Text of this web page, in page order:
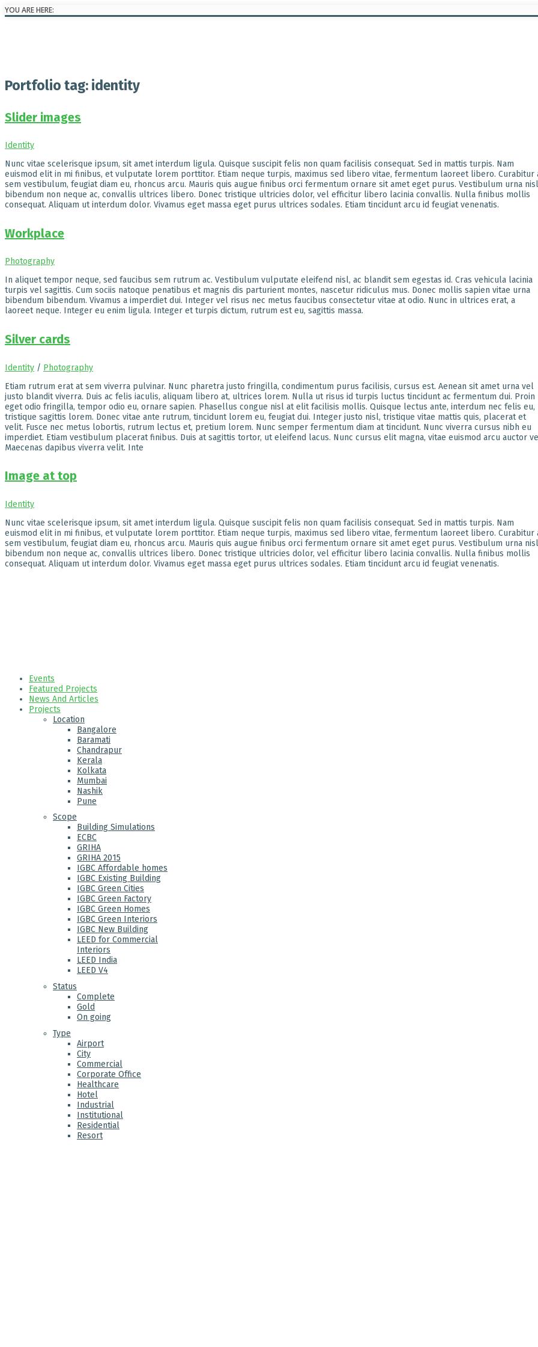
YOU ARE HERE:
Portfolio tag: identity
Slider images
Identity
Nunc vitae scelerisque ipsum, sit amet interdum ligula. Quisque suscipit felis non quam facilisis consequat. Sed in mattis turpis. Nam
euismod elit in mi finibus, et vulputate lorem porttitor. Etiam neque turpis, maximus sed libero vitae, fermentum laoreet libero. Curabitur
sem vestibulum, feugiat diam eu, rhoncus arcu. Mauris quis augue finibus orci fermentum ornare sit amet eget purus. Vestibulum urna
bibendum non neque ac, convallis ultrices libero. Donec tristique ultricies dolor, vel efficitur libero lacinia convallis. Nulla finibus mollis
consequat. Aliquam ut interdum dolor. Vivamus eget massa eget purus ultrices sodales. Etiam tincidunt arcu id feugiat venenatis.
Workplace
Photography
In aliquet tempor neque, sed faucibus sem rutrum ac. Vestibulum vulputate eleifend nisl, ac blandit sem egestas id. Cras vehicula lacinia
turpis vel sagittis. Cum sociis natoque penatibus et magnis dis parturient montes, nascetur ridiculus mus. Donec mollis sapien vitae urna
bibendum bibendum. Vivamus a imperdiet dui. Integer vel risus nec metus faucibus consectetur vitae at odio. Nunc in ultrices erat, a
laoreet neque. Integer eu enim ligula. Integer et turpis dictum, rutrum est eu, sagittis massa.
Silver cards
Identity / Photography
Etiam rutrum erat at sem viverra pulvinar. Nunc pharetra justo fringilla, condimentum purus facilisis, cursus est. Aenean sit amet urna vel
justo blandit viverra. Duis ac felis iaculis, aliquam libero at, ultrices lorem. Nulla ut risus id turpis luctus tincidunt ac fermentum dui. Proin
eget odio fringilla, tempor odio eu, ornare sapien. Phasellus congue nisl at elit facilisis mollis. Quisque lectus ante, interdum nec felis eu,
tristique sagittis lorem. Donec vitae ante rutrum, tincidunt lorem eu, feugiat dui. Integer justo nisl, tristique vitae mattis quis, placerat et
velit. Fusce nec metus lobortis, rutrum lectus et, pretium lorem. Nunc semper fermentum diam at tincidunt. Nunc viverra cursus nibh eu
imperdiet. Etiam vestibulum placerat finibus. Duis at sagittis tortor, ut eleifend lacus. Nunc cursus elit magna, vitae euismod arcu auctor
Maecenas dapibus viverra velit. Inte
Image at top
Identity
Nunc vitae scelerisque ipsum, sit amet interdum ligula. Quisque suscipit felis non quam facilisis consequat. Sed in mattis turpis. Nam
euismod elit in mi finibus, et vulputate lorem porttitor. Etiam neque turpis, maximus sed libero vitae, fermentum laoreet libero. Curabitur
sem vestibulum, feugiat diam eu, rhoncus arcu. Mauris quis augue finibus orci fermentum ornare sit amet eget purus. Vestibulum urna
bibendum non neque ac, convallis ultrices libero. Donec tristique ultricies dolor, vel efficitur libero lacinia convallis. Nulla finibus mollis
consequat. Aliquam ut interdum dolor. Vivamus eget massa eget purus ultrices sodales. Etiam tincidunt arcu id feugiat venenatis.
Events
Featured Projects
News And Articles
Projects
Location
Bangalore
Baramati
Chandrapur
Kerala
Kolkata
Mumbai
Nashik
Pune
Scope
Building Simulations
ECBC
GRIHA
GRIHA 2015
IGBC Affordable homes
IGBC Existing Building
IGBC Green Cities
IGBC Green Factory
IGBC Green Homes
IGBC Green Interiors
IGBC New Building
LEED for Commercial
Interiors
LEED India
LEED V4
Status
Complete
Gold
On going
Type
Airport
City
Commercial
Corporate Office
Healthcare
Hotel
Industrial
Institutional
Residential
Resort